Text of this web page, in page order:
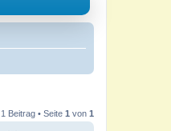
1 Beitrag • Seite 1 von 1